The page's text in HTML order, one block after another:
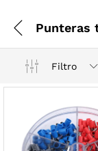
Filtro